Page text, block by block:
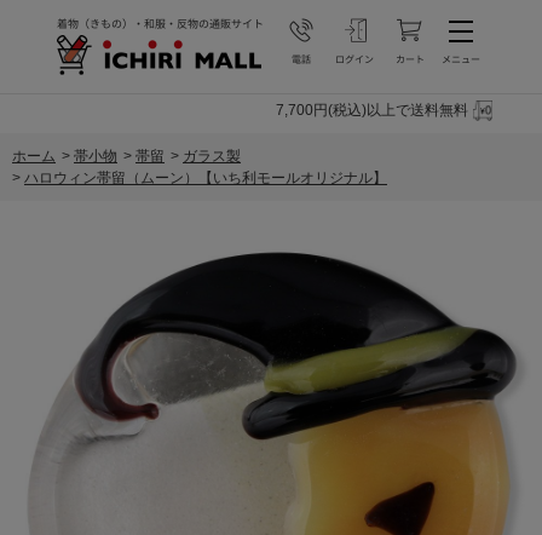
7,700円(税込)以上で送料無料
ホーム > 帯小物 > 帯留 > ガラス製
> ハロウィン帯留（ムーン）【いち利モールオリジナル】